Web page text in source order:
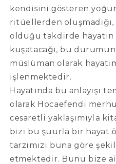
kendisini gösteren
ritüellerden oluşmadığı,
olduğu takdirde hayatın
kuşatacağı, bu
müslüman olarak
işlenmektedir.
Hayatında bu anlayışı
olarak Hocaefendi
cesaretli yaklaşımıyla
bizi bu şuurla bir hayat
tarzımızı buna göre
etmektedir. Bunu bize